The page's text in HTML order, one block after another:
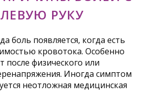
РУКУ
боль появляется, когда есть
кровотока. Особенно
после физического или
Иногда симптом
неотложная медицинская